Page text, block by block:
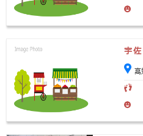
宇
高